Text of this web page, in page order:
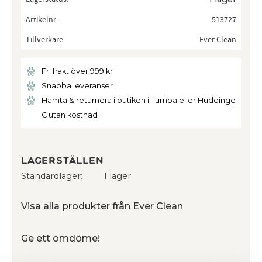
Artikelnr
513727
Tillverkare
Ever Clean
Fri frakt över 999 kr
Snabba leveranser
Hämta & returnera i butiken i Tumba eller Huddinge
C utan kostnad
Lagerställen
Standardlager I lager
Visa alla produkter från Ever Clean
Ge ett omdöme!